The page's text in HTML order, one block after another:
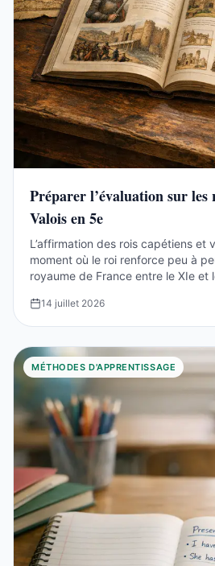
Préparer l’évaluation sur les
Valois en 5e
L’affirmation des rois capétiens et
moment où le roi renforce peu à
royaume de France entre le XIe et
14 juillet 2026
MÉTHODES D'APPRENTISSAGE